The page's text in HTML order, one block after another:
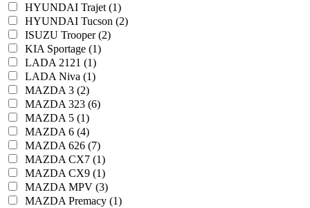
HYUNDAI Trajet (1)
HYUNDAI Tucson (2)
ISUZU Trooper (2)
KIA Sportage (1)
LADA 2121 (1)
LADA Niva (1)
MAZDA 3 (2)
MAZDA 323 (6)
MAZDA 5 (1)
MAZDA 6 (4)
MAZDA 626 (7)
MAZDA CX7 (1)
MAZDA CX9 (1)
MAZDA MPV (3)
MAZDA Premacy (1)